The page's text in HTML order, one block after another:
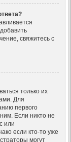
свяжитесь с
только их
Для
первого
Если никто не
или
если кто-то уже
могут